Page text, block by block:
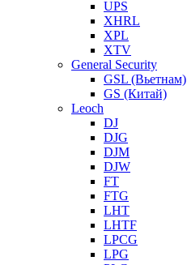
UPS
XHRL
XPL
XTV
General Security
GSL (Вьетнам)
GS (Китай)
Leoch
DJ
DJG
DJM
DJW
FT
FTG
LHT
LHTF
LPCG
LPG